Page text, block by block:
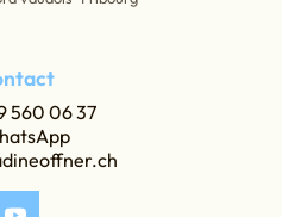
560 06 37